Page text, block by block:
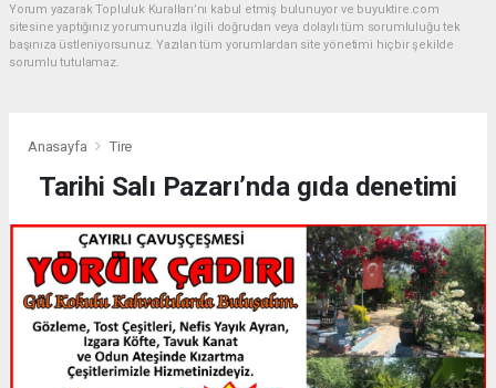
Yorum yazarak Topluluk Kuralları’nı kabul etmiş bulunuyor ve buyuktire.com
sitesine yaptığınız yorumunuzla ilgili doğrudan veya dolaylı tüm sorumluluğu tek
başınıza üstleniyorsunuz. Yazılan tüm yorumlardan site yönetimi hiçbir şekilde
sorumlu tutulamaz.
Anasayfa Tire
Tarihi Salı Pazarı’nda gıda denetimi